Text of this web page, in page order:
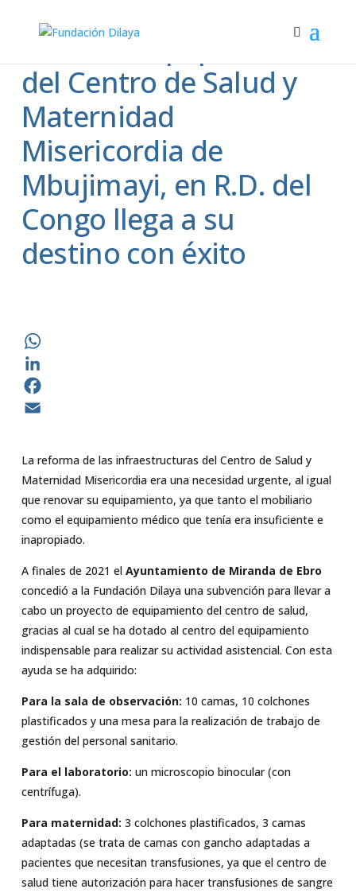
El nuevo equipamiento
del Centro de Salud y
Maternidad
Misericordia de
Mbujimayi, en R.D. del
Congo llega a su
destino con éxito
WhatsApp
LinkedIn
Facebook
La reforma de las infraestructuras del Centro de Salud y
Maternidad Misericordia era una necesidad urgente, al igual
que renovar su equipamiento, ya que tanto el mobiliario
como el equipamiento médico que tenía era insuficiente e
inapropiado.
A finales de 2021 el Ayuntamiento de Miranda de Ebro
concedió a la Fundación Dilaya una subvención para llevar a
cabo un proyecto de equipamiento del centro de salud,
gracias al cual se ha dotado al centro del equipamiento
indispensable para realizar su actividad asistencial. Con esta
ayuda se ha adquirido:
Para la sala de observación: 10 camas, 10 colchones
plastificados y una mesa para la realización de trabajo de
gestión del personal sanitario.
Para el laboratorio: un microscopio binocular (con
centrífuga).
Para maternidad: 3 colchones plastificados, 3 camas
adaptadas (se trata de camas con gancho adaptadas a
pacientes que necesitan transfusiones, ya que el centro de
salud tiene autorización para hacer transfusiones de sangre